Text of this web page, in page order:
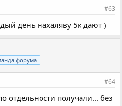
#63
день нахаляву 5к дают )
форума
#64
отдельности получали... без